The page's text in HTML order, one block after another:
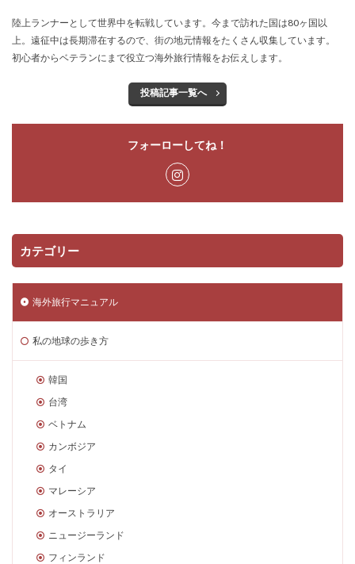
陸上ランナーとして世界中を転戦しています。今まで訪れた国は80ヶ国以
上。遠征中は長期滞在するので、街の地元情報をたくさん収集しています。
初心者からベテランにまで役立つ海外旅行情報をお伝えします。
投稿記事一覧へ
フォーローしてね！
カテゴリー
海外旅行マニュアル
私の地球の歩き方
韓国
台湾
ベトナム
カンボジア
タイ
マレーシア
オーストラリア
ニュージーランド
フィンランド